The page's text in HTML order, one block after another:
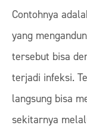
Contohnya
yang
tersebut bisa
terjadi infeksi.
langsung bisa
sekitarnya